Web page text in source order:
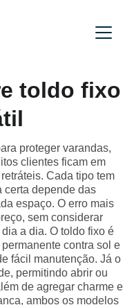
toldo fixo
proteger varandas,
clientes ficam em
Cada tipo tem
certa depende das
espaço. O erro mais
sem considerar
a dia. O toldo fixo é
contra sol e
fácil manutenção. Já o
permitindo abrir ou
de agregar charme e
ambos os modelos